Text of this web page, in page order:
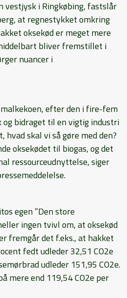
vestjysk i Ringkøbing, fastslår
at regnestykket omkring
oksekød er meget mere
bliver fremstillet i
nuancer i
efter den i fire-fem
bidraget til en vigtig industri
hvad skal vi så gøre med den?
oksekødet til biogas, og det
ressourceudnyttelse, siger
egen ”Den store
ingen tvivl om, at oksekød
fremgår det f.eks., at hakket
fedt udleder 32,51 CO2e
udleder 151,95 CO2e.
mere end 119,54 CO2e per